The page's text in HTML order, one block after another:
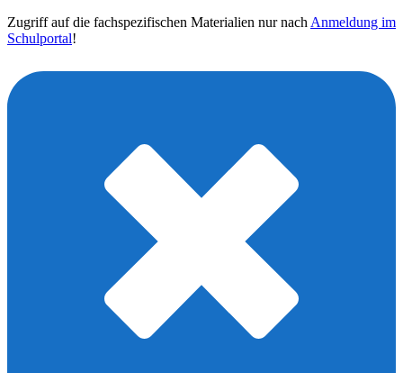
Zugriff auf die fachspezifischen Materialien nur nach Anmeldung im
Schulportal!